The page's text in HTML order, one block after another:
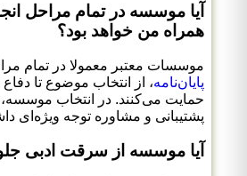
آیا موسسه در تمام مراحل
همراه من خواهد بود؟
موسسات معتبر معمولا در تمام
پایان‌نامه، از انتخاب موضوع تا دفاع
حمایت می‌کنند. در انتخاب
پشتیبانی و مشاوره توجه ویژه‌ای
آیا موسسه از سرقت ادبی